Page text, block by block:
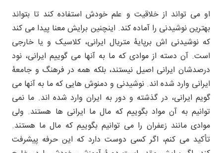
او می تواند از خلاقیت و علم خودش استفاده کند تا بتواند
بهترین نوشیدنی را آماده کند. اینچنین برایش معنا پیدا می کند
که نوشیدنی اش برپایۀ متریال ایرانی، کلاسیک و یا خارجی
است. آن دسته از موادی که ما به آنها می گوییم ایرانی، نود
درصدشان ایرانی اصیل نیستند، بلکه همه در فرهنگ و جامعۀ
ایرانی وارد شده اند. نوشیدنی و دمنوش هایی که ما به آنها می
گویم ایرانی، در گذشته و دور به ایران وارد شده اند. ما نمی
توانیم به آن مواد بگوییم که مال ما ایرانی ها هستند. ولی
موادی مانند زعفران را می توانیم بگوییم که مال ما هستند.
تأکید می کنم، اگر کسی دوست دارد که این حرفه پیشرفت